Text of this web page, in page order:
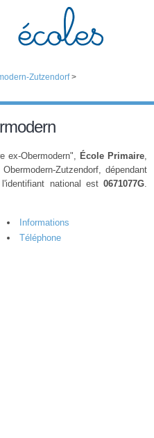
Zutzendorf>
ex-Obermodern", École Primaire,
Zutzendorf, dépendant
national est 0671077G.
Informations
Téléphone